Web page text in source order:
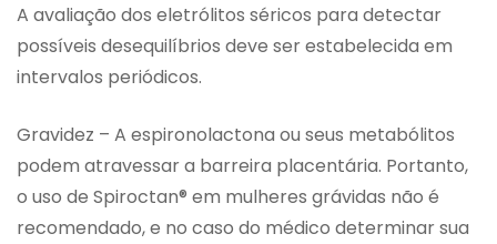
A avaliação dos eletrólitos séricos para detectar
possíveis desequilíbrios deve ser estabelecida em
intervalos periódicos.
Gravidez – A espironolactona ou seus metabólitos
podem atravessar a barreira placentária. Portanto,
o uso de Spiroctan® em mulheres grávidas não é
recomendado, e no caso do médico determinar sua